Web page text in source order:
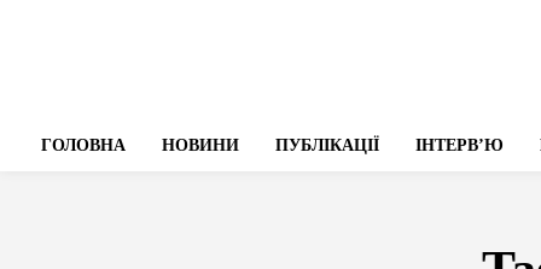
ГОЛОВНА НОВИНИ ПУБЛІКАЦІЇ ІНТЕРВʼЮ